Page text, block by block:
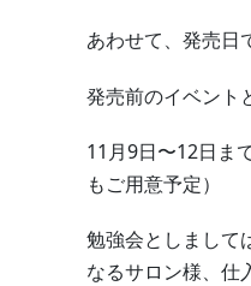
あわせて、発売日
発売前のイベント
11月9日〜12日ま
もご用意予定）
勉強会としまして
なるサロン様、仕